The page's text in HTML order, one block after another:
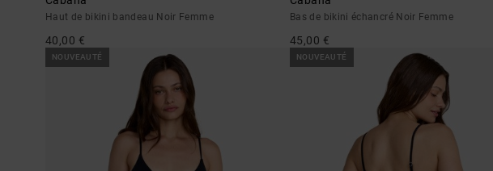
Haut de bikini bandeau Noir Femme
40,00 €
Bas de bikini échancré Noir Femme
45,00 €
NOUVEAUTÉ NOUVEAUTÉ